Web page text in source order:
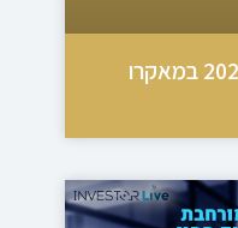
סקירה חודשית: ינואר 2025 במאקרו